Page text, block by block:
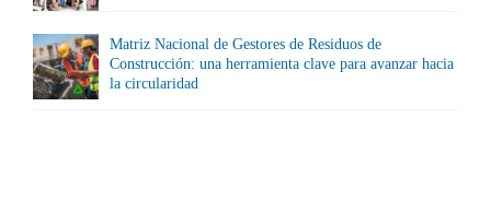
Matriz Nacional de Gestores de Residuos de
Construcción: una herramienta clave para avanzar hacia
la circularidad